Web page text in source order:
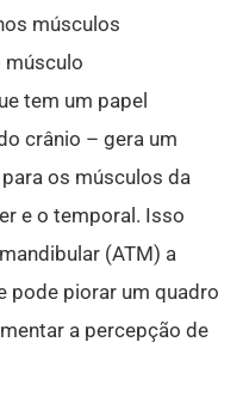
músculos
músculo
tem um papel
crânio – gera um
os músculos da
e o temporal. Isso
(ATM) a
pode piorar um quadro
a percepção de